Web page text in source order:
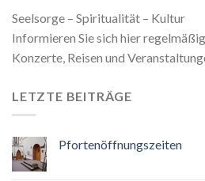
Seelsorge – Spiritualität – Kultur
Informieren Sie sich hier
Konzerte, Reisen und
LETZTE BEITRÄGE
Pfortenöffnungszeiten